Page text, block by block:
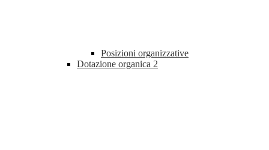
Posizioni organizzative
Dotazione organica 2